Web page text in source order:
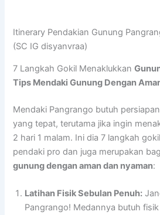
Itinerary Pendakian Gunung
(SC IG disyanvraa)
7 Langkah Gokil Menaklukkan
Tips Mendaki Gunung Dengan
Mendaki Pangrango butuh
yang tepat, terutama jika ingin
2 hari 1 malam. Ini dia 7 langkah
pendaki pro dan juga merupakan
gunung dengan aman dan nyaman:
Latihan Fisik Sebulan Penuh:
Pangrango! Medannya butuh